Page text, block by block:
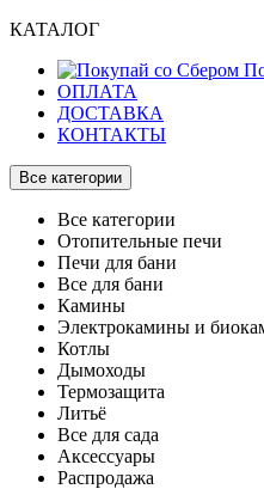
КАТАЛОГ
ОПЛАТА
ДОСТАВКА
КОНТАКТЫ
Все категории
Все категории
Отопительные печи
Печи для бани
Все для бани
Камины
Электрокамины и
Котлы
Дымоходы
Термозащита
Литьё
Все для сада
Аксессуары
Распродажа